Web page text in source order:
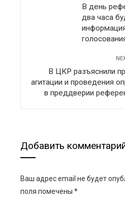
В день
два часа
В ЦКР разъяснили
агитации и проведения
в преддверии
Добавить
Ваш адрес email не будет
поля помечены *